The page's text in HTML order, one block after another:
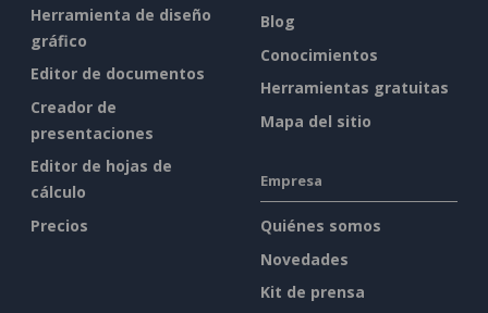
Herramienta de diseño
gráfico
Editor de documentos
Creador de
presentaciones
Editor de hojas de
cálculo
Precios
Blog
Conocimientos
Herramientas gratuitas
Mapa del sitio
Empresa
Quiénes somos
Novedades
Kit de prensa